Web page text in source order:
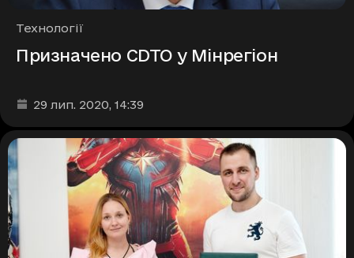
Рубрики
Технології
Призначено CDTO у Мінрегіон
Дата та час публікації
29 лип. 2020, 14:39